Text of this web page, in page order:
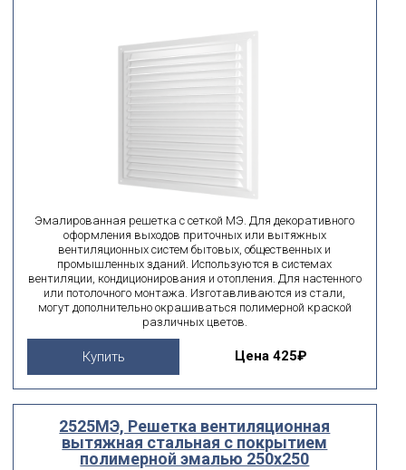
Эмалированная решетка с сеткой МЭ. Для декоративного
оформления выходов приточных или вытяжных
вентиляционных систем бытовых, общественных и
промышленных зданий. Используются в системах
вентиляции, кондиционирования и отопления. Для настенного
или потолочного монтажа. Изготавливаются из стали,
могут дополнительно окрашиваться полимерной краской
различных цветов.
Купить Цена425₽
2525МЭ, Решетка вентиляционная
вытяжная стальная с покрытием
полимерной эмалью 250х250